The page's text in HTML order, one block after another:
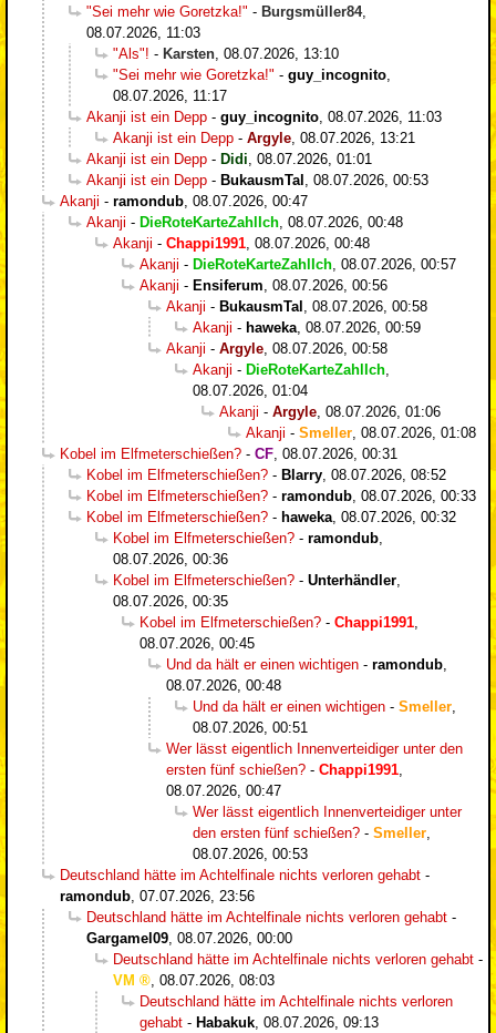
"Sei mehr wie Goretzka!" - Burgsmüller84,
08.07.2026, 11:03
"Als"! - Karsten 08.07.2026, 13:10
"Sei mehr wie Goretzka!" - guy_incognito
08.07.2026, 11:17
Akanji ist ein Depp - guy_incognito 08.07.2026, 11:03
Akanji ist ein Depp - Argyle 08.07.2026, 13:21
Akanji ist ein Depp - Didi 08.07.2026, 01:01
Akanji ist ein Depp - BukausmTal
08.07.2026, 00:53
Akanji - ramondub 08.07.2026, 00:47
Akanji - DieRoteKarteZahlIch 08.07.2026, 00:48
Akanji - Chappi1991 08.07.2026, 00:48
Akanji - DieRoteKarteZahlIch 08.07.2026, 00:57
Akanji - Ensiferum 08.07.2026, 00:56
Akanji - BukausmTal
08.07.2026, 00:58
Akanji - haweka 08.07.2026, 00:59
Akanji - Argyle 08.07.2026, 00:58
Akanji - DieRoteKarteZahlIch
08.07.2026, 01:04
Akanji - Argyle 08.07.2026, 01:06
Akanji - Smeller 08.07.2026, 01:08
Kobel im Elfmeterschießen? - CF 08.07.2026, 00:31
Kobel im Elfmeterschießen? - Blarry 08.07.2026, 08:52
Kobel im Elfmeterschießen? - ramondub 08.07.2026, 00:33
Kobel im Elfmeterschießen? - haweka 08.07.2026, 00:32
Kobel im Elfmeterschießen? - ramondub
08.07.2026, 00:36
Kobel im Elfmeterschießen? - Unterhändler
08.07.2026, 00:35
Kobel im Elfmeterschießen? - Chappi1991
08.07.2026, 00:45
Und da hält er einen wichtigen - ramondub
08.07.2026, 00:48
Und da hält er einen wichtigen - Smeller
08.07.2026, 00:51
Wer lässt eigentlich Innenverteidiger unter den
ersten fünf schießen? - Chappi1991
08.07.2026, 00:47
Wer lässt eigentlich Innenverteidiger unter
den ersten fünf schießen? - Smeller
08.07.2026, 00:53
Deutschland hätte im Achtelfinale nichts verloren gehabt -
ramondub 07.07.2026, 23:56
Deutschland hätte im Achtelfinale nichts verloren gehabt -
Gargamel09 08.07.2026, 00:00
Deutschland hätte im Achtelfinale nichts verloren gehabt -
VM
08.07.2026, 08:03
Deutschland hätte im Achtelfinale nichts verloren
gehabt - Habakuk 08.07.2026, 09:13